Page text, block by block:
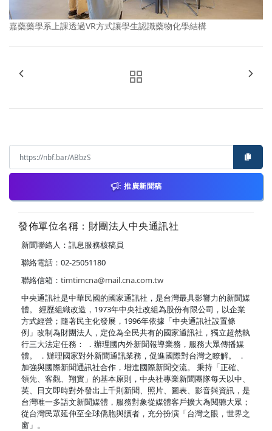
嘉藥藥學系上課透過VR方式讓學生認識藥物化學結構
推廣新聞稿
發佈單位名稱：財團法人中央通訊社
新聞聯絡人：訊息服務核稿員
聯絡電話：02-25051180
聯絡信箱： timtimcna@mail.cna.com.tw
中央通訊社是中華民國的國家通訊社，是台灣最具影響力的新聞媒
體。 經歷組織改造，1973年中央社改組為股份有限公司，以企業
方式經營；隨著民主化發展，1996年依據「中央通訊社設置條
例」改制為財團法人，定位為全民共有的國家通訊社，獨立超然執
行三大法定任務： ．辦理國內外新聞報導業務，服務大眾傳播媒
體。 ．辦理國家對外新聞通訊業務，促進國際對台灣之瞭解。 ．
加強與國際新聞通訊社合作，增進國際新聞交流。 秉持「正確、
領先、客觀、翔實」的基本原則，中央社專業新聞團隊每天以中、
英、日文即時對外發出上千則新聞、照片、圖表、影音與資訊，是
台灣唯一多語文新聞媒體，服務對象從媒體客戶擴大為閱聽大眾；
從台灣民眾延伸至全球僑胞與讀者，充分扮演「台灣之眼，世界之
窗」。